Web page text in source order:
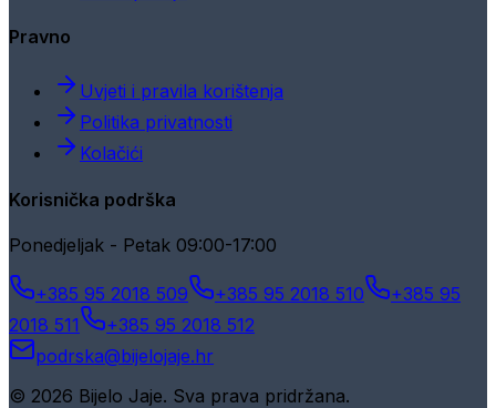
Pravno
Uvjeti i pravila korištenja
Politika privatnosti
Kolačići
Korisnička podrška
Ponedjeljak - Petak 09:00-17:00
+385 95 2018 509 +385 95 2018 510
+385 95
2018 511
+385 95 2018 512
podrska@bijelojaje.hr
© 2026 Bijelo Jaje. Sva prava pridržana.